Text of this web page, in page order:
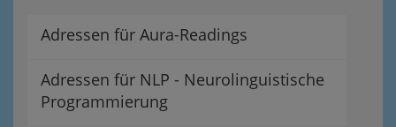
Adressen für Aura-Readings
Adressen für NLP - Neurolinguistische
Programmierung